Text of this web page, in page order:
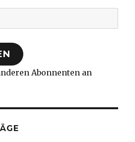
Abonnenten an